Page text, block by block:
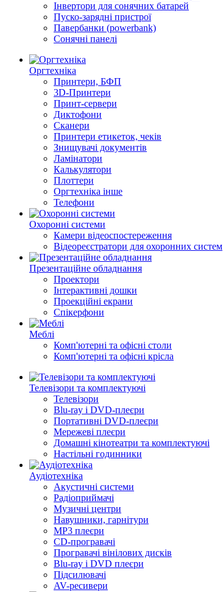
Інвертори для сонячних батарей
Пуско-зарядні пристрої
Павербанки (powerbank)
Сонячні панелі
Оргтехніка
Принтери, БФП
3D-Принтери
Принт-сервери
Диктофони
Сканери
Принтери етикеток, чеків
Знищувачі документів
Ламінатори
Калькулятори
Плоттери
Оргтехніка інше
Телефони
Охоронні системи
Камери відеоспостереження
Відеореєстратори для охоронних систем
Презентаційне обладнання
Проектори
Інтерактивні дошки
Проекційні екрани
Спікерфони
Меблі
Комп'ютерні та офісні столи
Комп'ютерні та офісні крісла
Телевізори та комплектуючі
Телевізори
Blu-ray і DVD-плеєри
Портативні DVD-плеєри
Мережеві плеєри
Домашні кінотеатри та комплектуючі
Настільні годинники
Аудіотехніка
Акустичні системи
Радіоприймачі
Музичні центри
Навушники, гарнітури
MP3 плеєри
CD-програвачі
Програвачі вінілових дисків
Blu-ray і DVD плеєри
Підсилювачі
AV-ресивери